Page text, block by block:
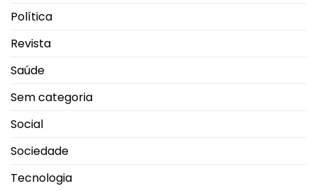
Política
Revista
Saúde
Sem categoria
Social
Sociedade
Tecnologia